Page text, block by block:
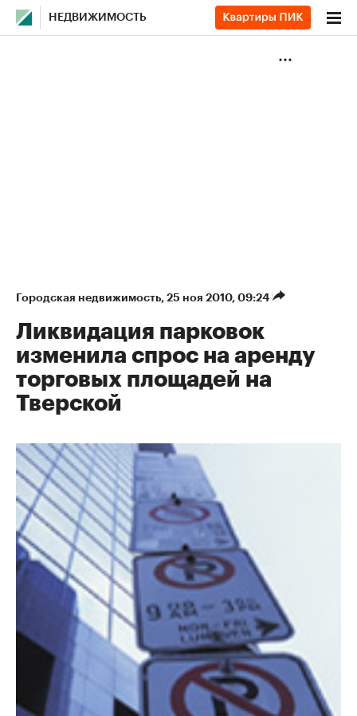
НЕДВИЖИМОСТЬ
Городская недвижимость⁠, 25 ноя 2010, 09:24
Ликвидация парковок
изменила спрос на аренду
торговых площадей на
Тверской